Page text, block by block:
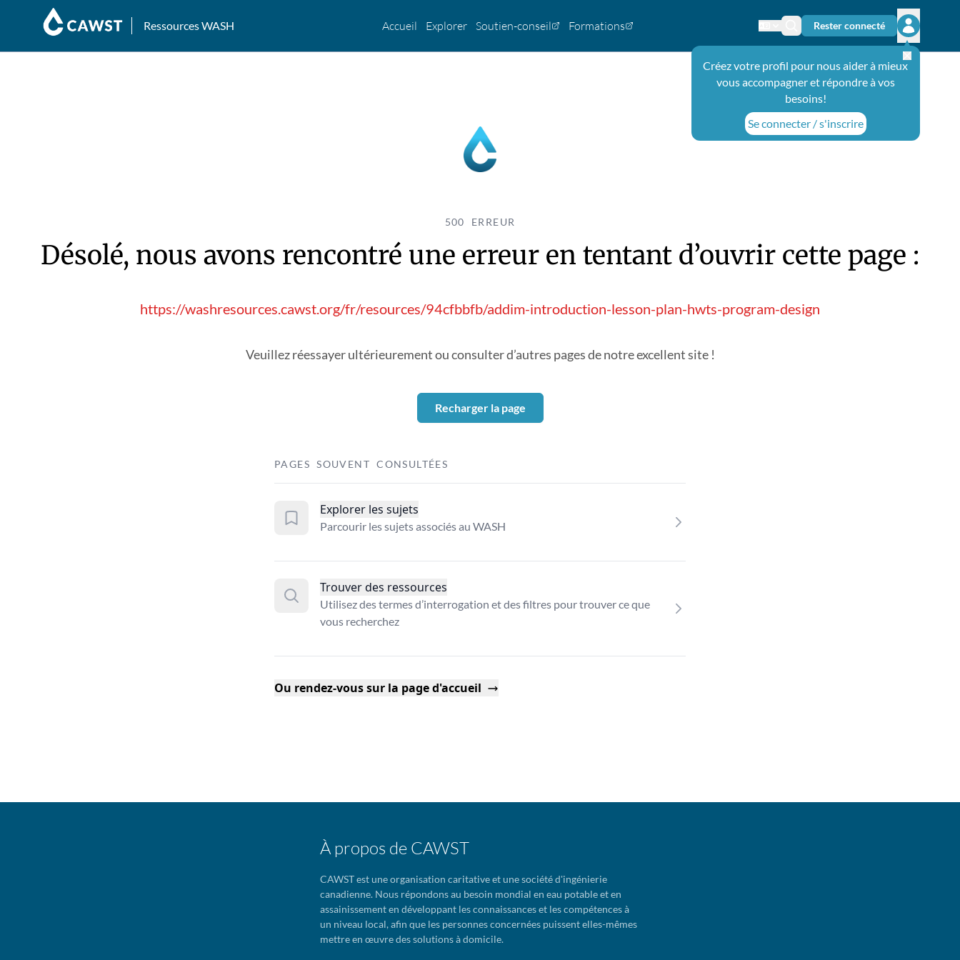
Ressources WASH Accueil Explorer Soutien-conseil Formations Changer de langue
Icône de recherche
Rester connecté
Ouvrir le
Créez votre profil pour nous aider à mieux
vous accompagner et répondre à vos
besoins!
Se connecter / s'inscrire
500 ERREUR
Désolé, nous avons rencontré une erreur en tentant d’ouvrir cette page :
https://washresources.cawst.org/fr/resources/94cfbbfb/addim-introduction-lesson-plan-hwts-program-design
Veuillez réessayer ultérieurement ou consulter d’autres pages de notre excellent site !
Recharger la page
PAGES SOUVENT CONSULTÉES
Explorer les sujets
Parcourir les sujets associés au WASH
Trouver des ressources
Utilisez des termes d’interrogation et des filtres pour trouver ce que
vous recherchez
Ou rendez-vous sur la page d'accueil
À propos de CAWST
CAWST est une organisation caritative et une société d'ingénierie
canadienne. Nous répondons au besoin mondial en eau potable et en
assainissement en développant les connaissances et les compétences à
un niveau local, afin que les personnes concernées puissent elles-mêmes
mettre en œuvre des solutions à domicile.